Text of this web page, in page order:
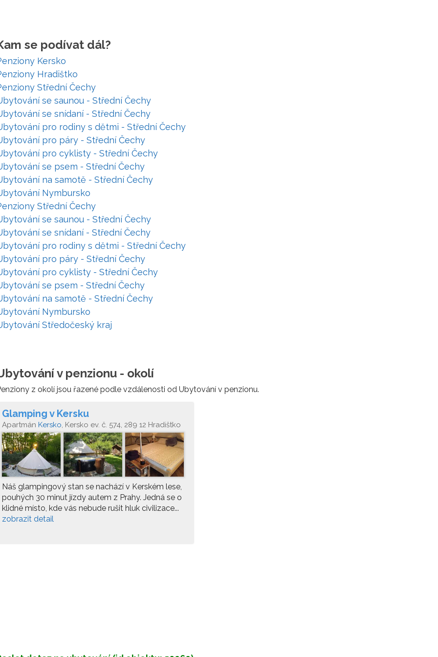
se podívat dál?
Kersko
Hradištko
Střední Čechy
se saunou - Střední Čechy
se snídaní - Střední Čechy
pro rodiny s dětmi - Střední Čechy
pro páry - Střední Čechy
pro cyklisty - Střední Čechy
se psem - Střední Čechy
na samotě - Střední Čechy
Nymbursko
Střední Čechy
se saunou - Střední Čechy
se snídaní - Střední Čechy
pro rodiny s dětmi - Střední Čechy
pro páry - Střední Čechy
pro cyklisty - Střední Čechy
se psem - Střední Čechy
na samotě - Střední Čechy
Nymbursko
Středočeský kraj
v penzionu - okolí
z okolí jsou řazené podle vzdálenosti od Ubytování v penzionu.
Glamping v Kersku
Apartmán Kersko, Kersko ev. č. 574, 289 12 Hradištko
Náš glampingový stan se nachází v Kerském lese,
pouhých 30 minut jízdy autem z Prahy. Jedná se o
klidné místo, kde vás nebude rušit hluk civilizace...
zobrazit detail